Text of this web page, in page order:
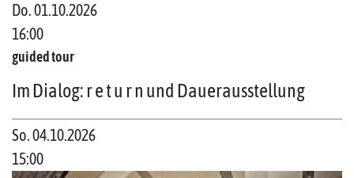
Do. 01.10.2026
16:00
guided tour
Im Dialog: r e t u r n und Dauerausstellung
So. 04.10.2026
15:00